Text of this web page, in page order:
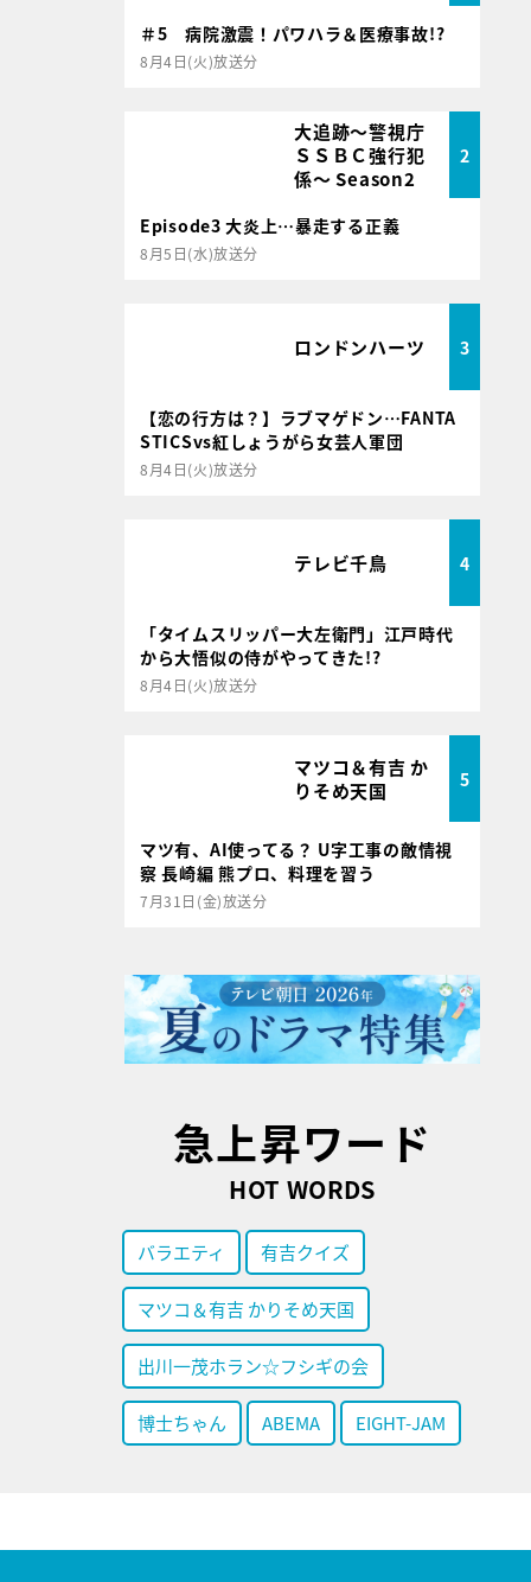
＃5 病院激震！パワハラ＆医療事故!?
8月4日(火)放送分
大追跡～警視庁
ＳＳＢＣ強行犯
係～ Season2
2
Episode3 大炎上…暴走する正義
8月5日(水)放送分
ロンドンハーツ 3
【恋の行方は？】ラブマゲドン…FANTA
STICSvs紅しょうがら女芸人軍団
8月4日(火)放送分
テレビ千鳥 4
「タイムスリッパー大左衛門」江戸時代
から大悟似の侍がやってきた!?
8月4日(火)放送分
マツコ＆有吉 か
りそめ天国
5
マツ有、AI使ってる？ U字工事の敵情視
察 長崎編 熊プロ、料理を習う
7月31日(金)放送分
急上昇ワード
HOT WORDS
バラエティ 有吉クイズ
マツコ＆有吉 かりそめ天国
出川一茂ホラン☆フシギの会
博士ちゃん ABEMA EIGHT-JAM